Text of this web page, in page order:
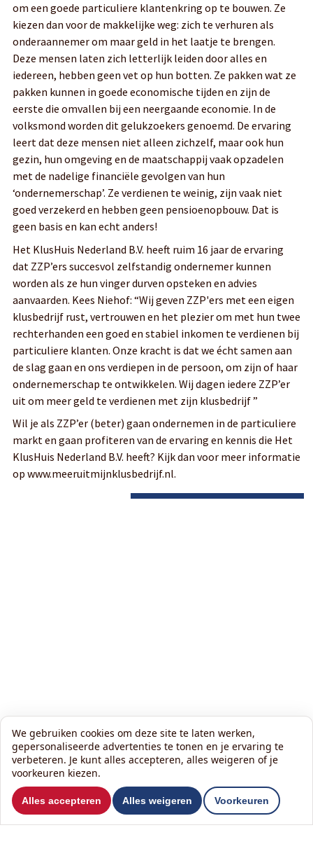
om een goede particuliere klantenkring op te bouwen. Ze
kiezen dan voor de makkelijke weg: zich te verhuren als
onderaannemer om maar geld in het laatje te brengen.
Deze mensen laten zich letterlijk leiden door alles en
iedereen, hebben geen vet op hun botten. Ze pakken wat ze
pakken kunnen in goede economische tijden en zijn de
eerste die omvallen bij een neergaande economie. In de
volksmond worden dit gelukzoekers genoemd. De ervaring
leert dat deze mensen niet alleen zichzelf, maar ook hun
gezin, hun omgeving en de maatschappij vaak opzadelen
met de nadelige financiële gevolgen van hun
‘ondernemerschap’. Ze verdienen te weinig, zijn vaak niet
goed verzekerd en hebben geen pensioenopbouw. Dat is
geen basis en kan echt anders!
Het KlusHuis Nederland B.V. heeft ruim 16 jaar de ervaring
dat ZZP’ers succesvol zelfstandig ondernemer kunnen
worden als ze hun vinger durven opsteken en advies
aanvaarden. Kees Niehof: “Wij geven ZZP'ers met een eigen
klusbedrijf rust, vertrouwen en het plezier om met hun twee
rechterhanden een goed en stabiel inkomen te verdienen bij
particuliere klanten. Onze kracht is dat we écht samen aan
de slag gaan en ons verdiepen in de persoon, om zijn of haar
ondernemerschap te ontwikkelen. Wij dagen iedere ZZP’er
uit om meer geld te verdienen met zijn klusbedrijf ”
Wil je als ZZP’er (beter) gaan ondernemen in de particuliere
markt en gaan profiteren van de ervaring en kennis die Het
KlusHuis Nederland B.V. heeft? Kijk dan voor meer informatie
op www.meeruitmijnklusbedrijf.nl.
Wil je ons volgen?
Lees onze nieuwsbrief:
We gebruiken cookies om deze site te laten werken,
gepersonaliseerde advertenties te tonen en je ervaring te
verbeteren. Je kunt alles accepteren, alles weigeren of je
voorkeuren kiezen.
Alles accepteren Alles weigeren Voorkeuren